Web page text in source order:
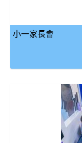
小一家長會